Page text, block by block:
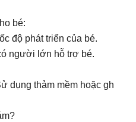
bé:
độ phát triển của bé.
người lớn hỗ trợ bé.
dụng thảm mềm hoặc gh